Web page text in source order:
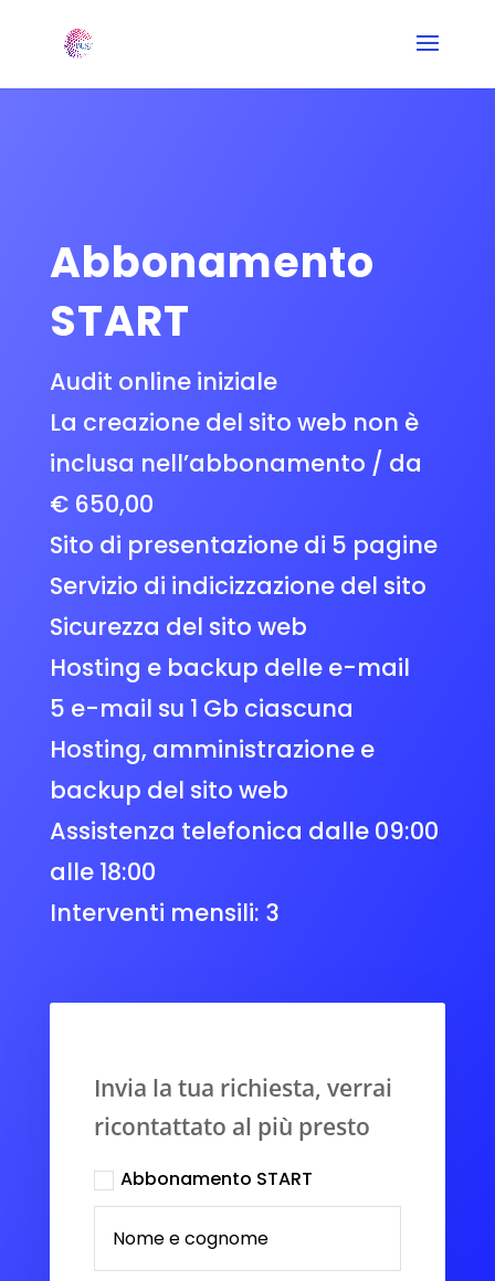
Abbonamento
START
Audit online iniziale
La creazione del sito web non è
inclusa nell’abbonamento / da
€ 650,00
Sito di presentazione di 5 pagine
Servizio di indicizzazione del sito
Sicurezza del sito web
Hosting e backup delle e-mail
5 e-mail su 1 Gb ciascuna
Hosting, amministrazione e
backup del sito web
Assistenza telefonica dalle 09:00
alle 18:00
Interventi mensili: 3
Invia la tua richiesta, verrai
ricontattato al più presto
Abbonamento START